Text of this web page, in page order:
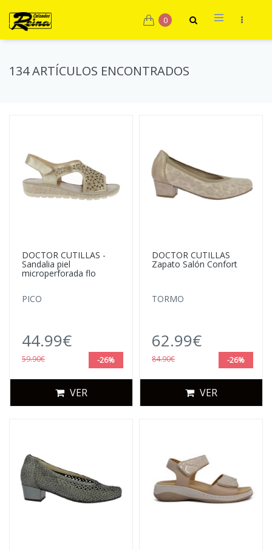
0
134 ARTÍCULOS ENCONTRADOS
DOCTOR CUTILLAS -
Sandalia piel
microperforada flo
PICO
44.99€
59.90€ -26%
VER
DOCTOR CUTILLAS
Zapato Salón Confort
TORMO
62.99€
84.90€ -26%
VER